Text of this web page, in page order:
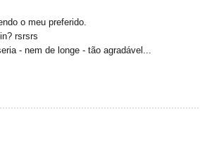
o meu preferido.
rsrsrs
- nem de longe - tão agradável...